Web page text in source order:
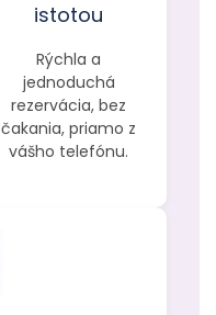
istotou
Rýchla a
jednoduchá
rezervácia, bez
čakania, priamo z
vášho telefónu.